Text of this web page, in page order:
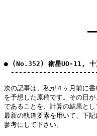
● (No.352) 衛星UO-11, 十
次の記事は、私が４ヶ月前に
を予想した原稿です。その
であることを、計算の結果と
最新の軌道要素を用いて、下
参考にして下さい。